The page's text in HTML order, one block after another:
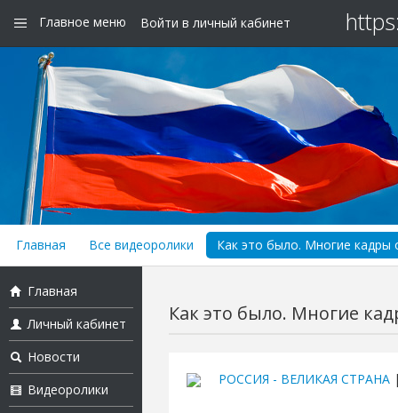
Главное меню Войти в личный кабинет
Главная Все видеоролики Как это было. Многие кадры
Главная
Личный кабинет
Новости
Видеоролики
Как это было. Многие
РОССИЯ - ВЕЛИКАЯ СТРАНА